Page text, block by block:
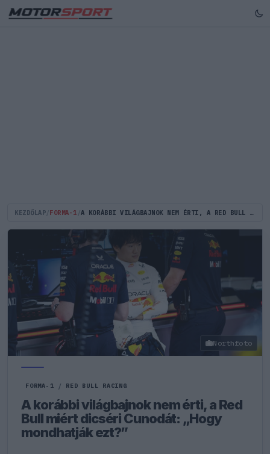
KEZDŐLAP FORMA-1 A KORÁBBI VILÁGBAJNOK NEM ÉRTI, A RED BULL MIÉRT DICSÉRI CUNODÁT: „HOGY MONDHATJÁK EZT?”
Northfoto
FORMA-1 / RED BULL RACING
A korábbi világbajnok nem érti, a Red
Bull miért dicséri Cunodát: „Hogy
mondhatják ezt?”